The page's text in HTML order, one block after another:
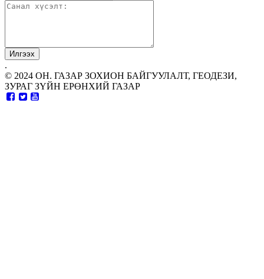
.
© 2024 ОН. ГАЗАР ЗОХИОН БАЙГУУЛАЛТ, ГЕОДЕЗИ,
ЗУРАГ ЗҮЙН ЕРӨНХИЙ ГАЗАР